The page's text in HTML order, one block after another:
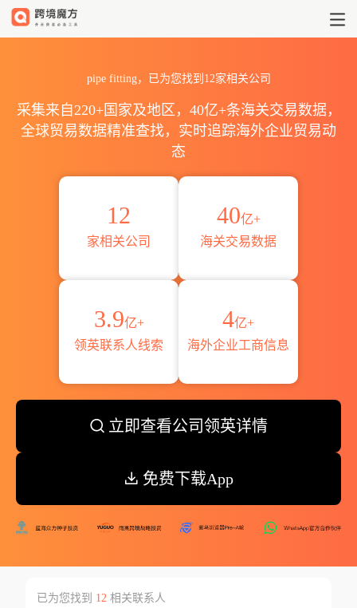
pipe fitting，已为您找到12家相关公司
采集来自220+国家及地区，40亿+条海关交易数据，
全球贸易数据精准查找，实时追踪海外企业贸易动
态
12
家相关公司
40亿+
海关交易数据
3.9亿+
领英联系人线索
4亿+
海外企业工商信息
立即查看公司领英详情
免费下载App
已为您找到 12相关联系人